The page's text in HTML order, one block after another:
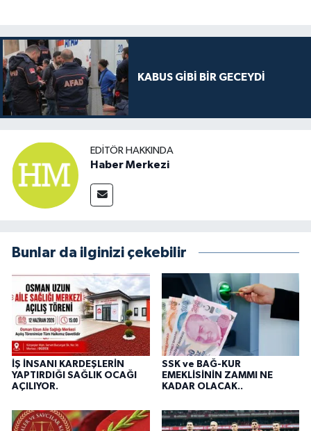
KABUS GİBİ BİR GECEYDİ
EDITÖR HAKKINDA
Haber Merkezi
Bunlar da ilginizi çekebilir
İŞ İNSANI KARDEŞLERİN
YAPTIRDIĞI SAĞLIK OCAĞI
AÇILIYOR.
SSK ve BAĞ-KUR
EMEKLİSİNİN ZAMMI NE
KADAR OLACAK..